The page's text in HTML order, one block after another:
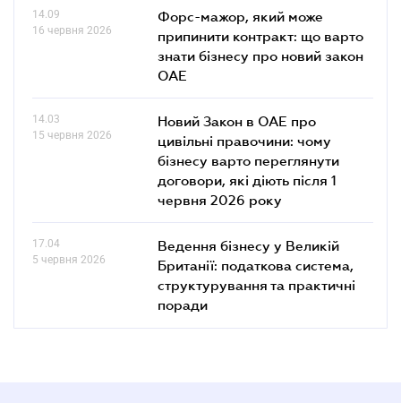
14.09
16 червня 2026
Форс-мажор, який може
припинити контракт: що варто
знати бізнесу про новий закон
ОАЕ
14.03
15 червня 2026
Новий Закон в ОАЕ про
цивільні правочини: чому
бізнесу варто переглянути
договори, які діють після 1
червня 2026 року
17.04
5 червня 2026
Ведення бізнесу у Великій
Британії: податкова система,
структурування та практичні
поради